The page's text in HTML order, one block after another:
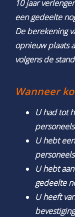
10 jaar
een gedeelte
De berekening
opnieuw plaats
volgens de
Wanneer
U had tot
U hebt
U hebt
gedeelte
U heeft